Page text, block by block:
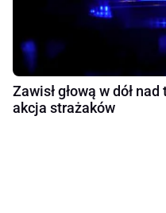
Zawisł głową w dół
akcja strażaków